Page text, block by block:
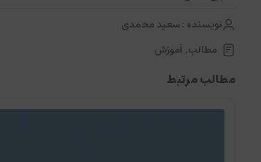
نویسنده : سعید محمدی
مطالب, آموزش
مطالب مرتبط